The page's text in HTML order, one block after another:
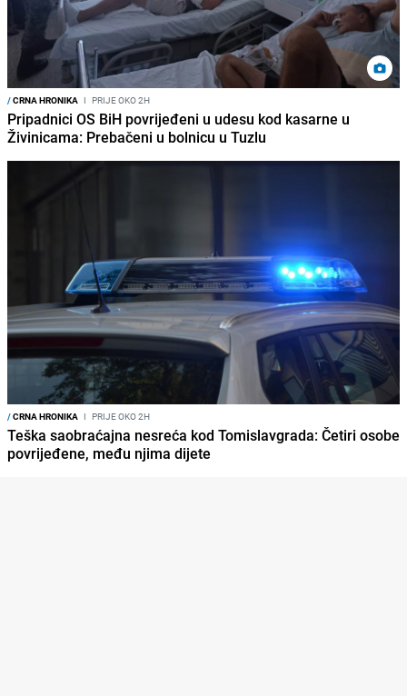
/CRNA HRONIKA I PRIJE OKO 2H
Pripadnici OS BiH povrijeđeni u udesu kod kasarne u
Živinicama: Prebačeni u bolnicu u Tuzlu
/CRNA HRONIKA I PRIJE OKO 2H
Teška saobraćajna nesreća kod Tomislavgrada: Četiri osobe
povrijeđene, među njima dijete